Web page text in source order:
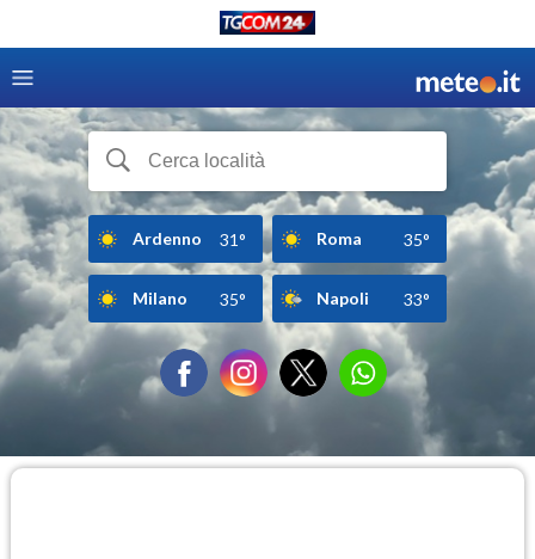
Ardenno 31° Roma 35°
Milano 35° Napoli 33°